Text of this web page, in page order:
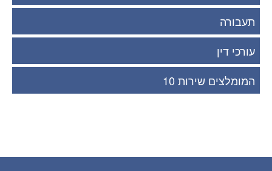
תעבורה
עורכי דין
המומלצים שירות 10